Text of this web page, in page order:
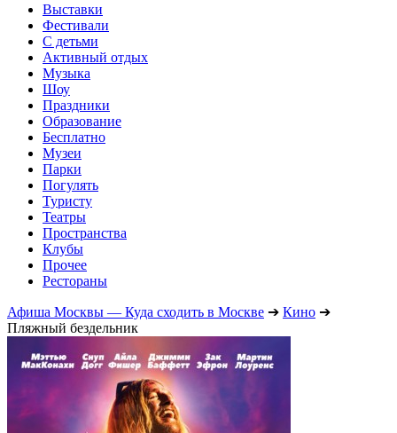
Выставки
Фестивали
С детьми
Активный отдых
Музыка
Шоу
Праздники
Образование
Бесплатно
Музеи
Парки
Погулять
Туристу
Театры
Пространства
Клубы
Прочее
Рестораны
Афиша Москвы — Куда сходить в Москве ➔ Кино ➔
Пляжный бездельник